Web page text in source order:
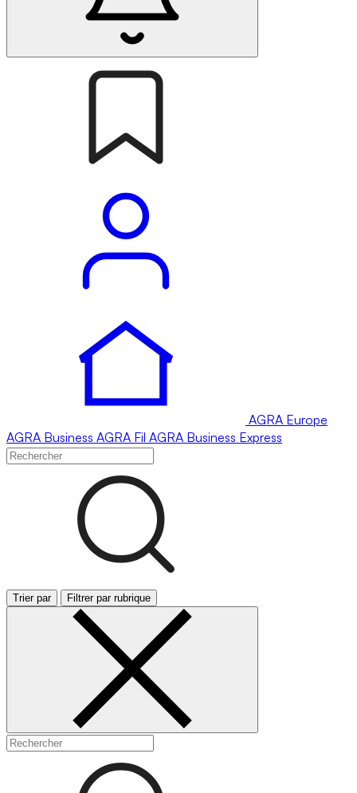
AGRA Europe
AGRA Business AGRA Fil AGRA Business Express
Trier par Filtrer par rubrique